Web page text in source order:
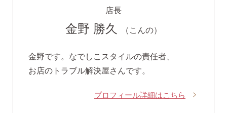
店長
金野 勝久 （こんの）
金野です。なでしこスタイルの責任者、
お店のトラブル解決屋さんです。
プロフィール詳細はこちら